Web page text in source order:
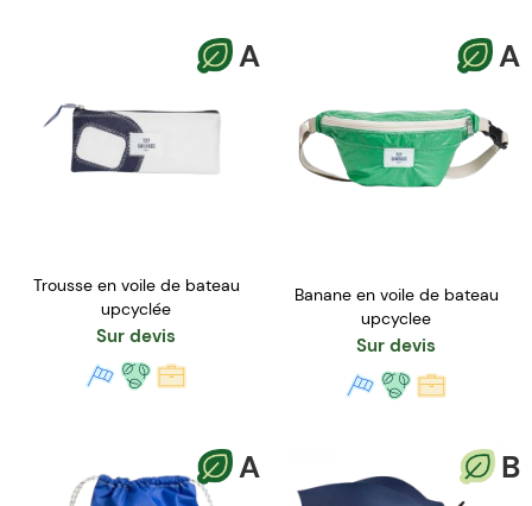
A
Trousse en voile de bateau
upcyclée
Sur devis
A
Banane en voile de bateau
upcyclee
Sur devis
A B